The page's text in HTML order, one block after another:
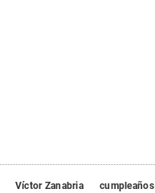
Víctor Zanabria cumpleaños